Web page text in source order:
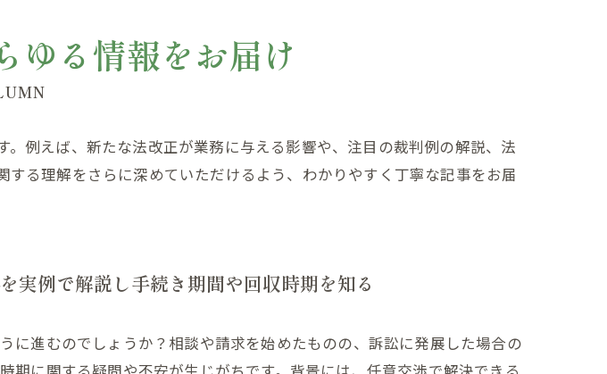
ゆる情報をお届け
例えば、新たな法改正が業務に与える影響や、注目の裁判例の解説、法
る理解をさらに深めていただけるよう、わかりやすく丁寧な記事をお届
実例で解説し手続き期間や回収時期を知る
に進むのでしょうか？相談や請求を始めたものの、訴訟に発展した場合の